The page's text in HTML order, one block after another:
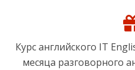
Курс английского IT
месяца разговорного